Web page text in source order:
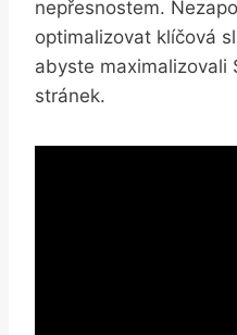
nepřesnostem.
optimalizovat klíčová
abyste maximalizovali⁢
stránek.